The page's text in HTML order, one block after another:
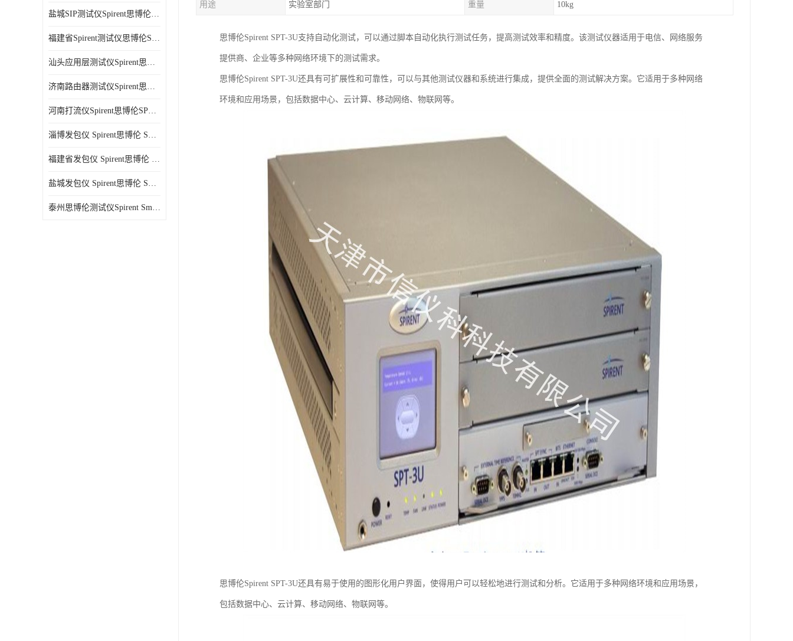
盐城SIP测试仪Spirent思博伦SPT-2U 可扩展性较强 高速数据传输
福建省Spirent测试仪思博伦SPT-2U 能够快速上手 方便用户进行测试
汕头应用层测试仪Spirent思博伦SPT-2U 提高测试效率 适用于多种行业
济南路由器测试仪Spirent思博伦SPT-2U 用户界面友好 多种测试功能
河南打流仪Spirent思博伦SPT-2U 操作简单 灵活的测试方案
淄博发包仪 Spirent思博伦 SmartBits 600B 高速数据传输
福建省发包仪 Spirent思博伦 SmartBits 600B 可以支持多种通信技术
盐城发包仪 Spirent思博伦 SmartBits 600B 可配置多个单端测试模块
泰州思博伦测试仪Spirent SmartBits 600B 灵活的测试方案
用途 实验室部门 重量 10kg
思博伦Spirent SPT-3U支持自动化测试，可以通过脚本自动化执行测试任务，提高测试效率和精度。该测试仪器适用于电信、网络服务
提供商、企业等多种网络环境下的测试需求。
思博伦Spirent SPT-3U还具有可扩展性和可靠性，可以与其他测试仪器和系统进行集成，提供全面的测试解决方案。它适用于多种网络
环境和应用场景，包括数据中心、云计算、移动网络、物联网等。
思博伦Spirent SPT-3U还具有易于使用的图形化用户界面，使得用户可以轻松地进行测试和分析。它适用于多种网络环境和应用场景，
包括数据中心、云计算、移动网络、物联网等。